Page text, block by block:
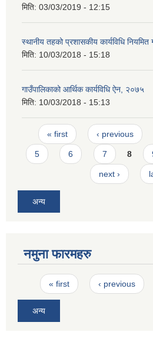
मिति: 03/03/2019 - 12:15
स्थानीय तहको प्रशासकीय कार्यविधि
मिति: 10/03/2018 - 15:18
गाउँपालिकाको आर्थिक कार्यविधि ऐन, २०७५
मिति: 10/03/2018 - 15:13
Pages
« first ‹ previous
5 6 7 8
next ›
अन्य
नमुना फारमहरु
Pages
« first ‹ previous
अन्य